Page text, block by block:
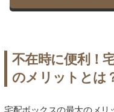
不在時に便利！
のメリットとは